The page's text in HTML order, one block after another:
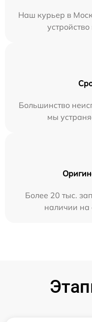
Наш курьер в
Большинство
мы
Более 20 тыс.
наличии на